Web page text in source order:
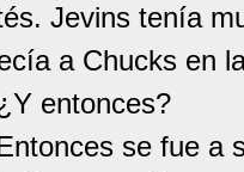
Jevins tenía
a Chucks en
entonces?
se fue a